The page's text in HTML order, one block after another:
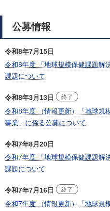
公募情報
令和8年7月15日
令和8年度 「地球規模保健課題解
課題について
令和8年3月13日 終了
令和8年度 （情報更新）「地球規
事業」に係る公募について
令和7年8月20日
令和7年度 「地球規模保健課題解
課題について
令和7年7月16日 終了
令和7年度 （情報更新）「地球規